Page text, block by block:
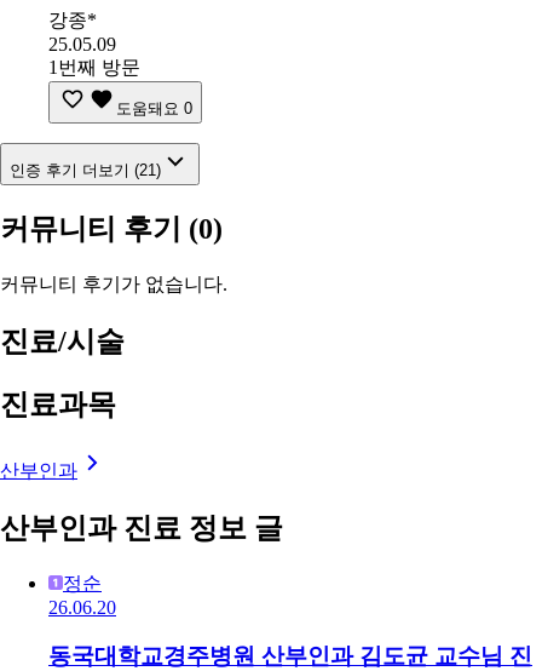
강종*
25.05.09
1번째 방문
도움돼요 0
인증 후기 더보기 (21)
커뮤니티 후기 (0)
커뮤니티 후기가 없습니다.
진료/시술
진료과목
산부인과
산부인과 진료 정보 글
정순
26.06.20
동국대학교경주병원 산부인과 김도균 교수님 진